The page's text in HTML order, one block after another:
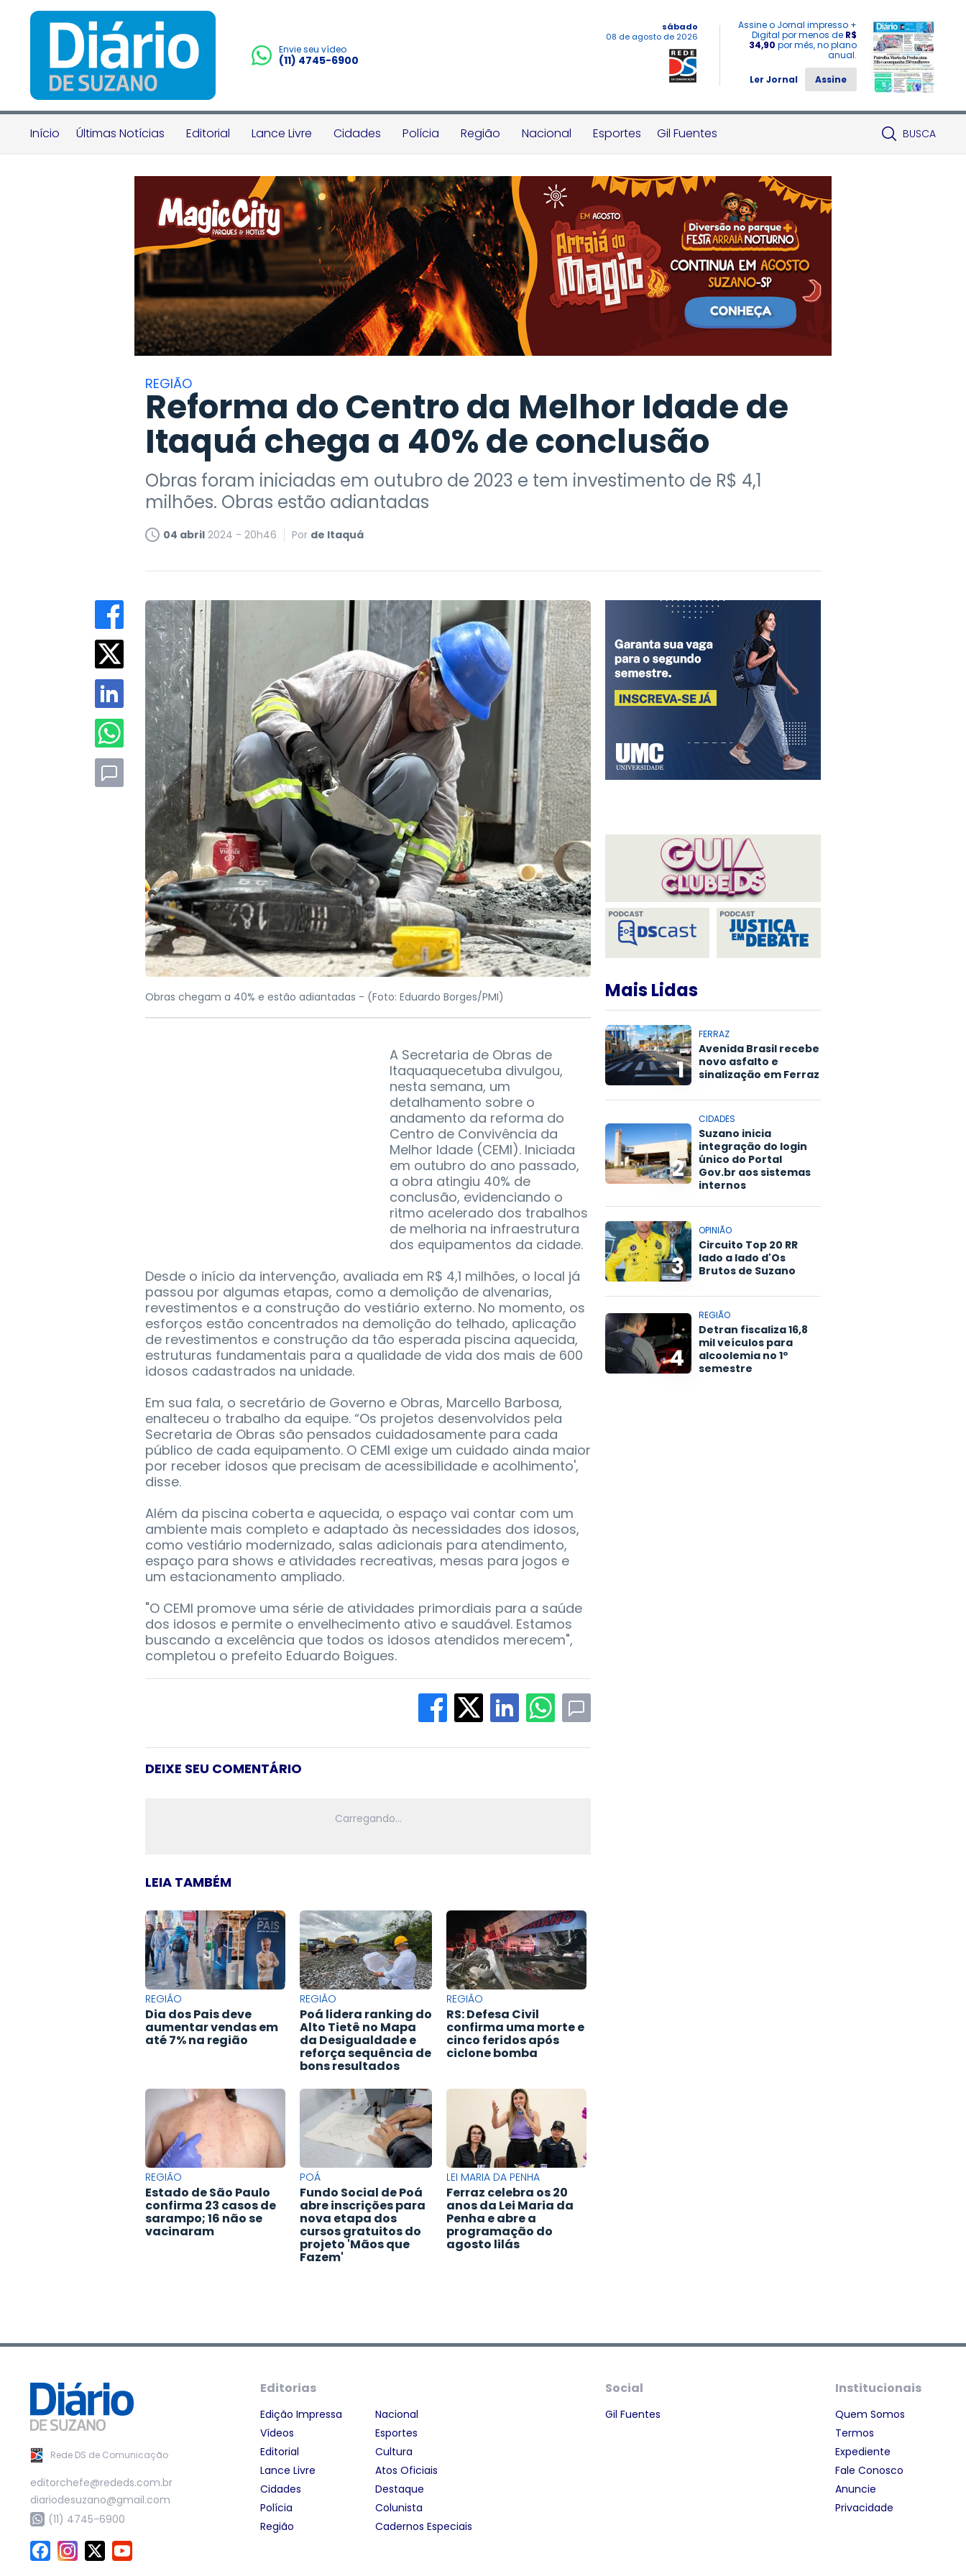
Envie seu vídeo
(11) 4745-6900
sábado
08 de agosto de 2026
Assine o Jornal impresso +
Digital por menos de R$
34,90 por mês, no plano
anual.
Ler Jornal
Assine
Início Últimas Notícias Editorial Lance Livre Cidades Polícia Região Nacional Esportes Gil Fuentes BUSCA
REGIÃO
Reforma do Centro da Melhor Idade de
Itaquá chega a 40% de conclusão
Obras foram iniciadas em outubro de 2023 e tem investimento de R$ 4,1
milhões. Obras estão adiantadas
04 abril 2024 - 20h46 Por de Itaquá
Obras chegam a 40% e estão adiantadas - (Foto: Eduardo Borges/PMI)
A Secretaria de Obras de
Itaquaquecetuba divulgou,
nesta semana, um
detalhamento sobre o
andamento da reforma do
Centro de Convivência da
Melhor Idade (CEMI). Iniciada
em outubro do ano passado,
a obra atingiu 40% de
conclusão, evidenciando o
ritmo acelerado dos trabalhos
de melhoria na infraestrutura
dos equipamentos da cidade.
Desde o início da intervenção, avaliada em R$ 4,1 milhões, o local já
passou por algumas etapas, como a demolição de alvenarias,
revestimentos e a construção do vestiário externo. No momento, os
esforços estão concentrados na demolição do telhado, aplicação
de revestimentos e construção da tão esperada piscina aquecida,
estruturas fundamentais para a qualidade de vida dos mais de 600
idosos cadastrados na unidade.
Em sua fala, o secretário de Governo e Obras, Marcello Barbosa,
enalteceu o trabalho da equipe. “Os projetos desenvolvidos pela
Secretaria de Obras são pensados cuidadosamente para cada
público de cada equipamento. O CEMI exige um cuidado ainda maior
por receber idosos que precisam de acessibilidade e acolhimento',
disse.
Além da piscina coberta e aquecida, o espaço vai contar com um
ambiente mais completo e adaptado às necessidades dos idosos,
como vestiário modernizado, salas adicionais para atendimento,
espaço para shows e atividades recreativas, mesas para jogos e
um estacionamento ampliado.
"O CEMI promove uma série de atividades primordiais para a saúde
dos idosos e permite o envelhecimento ativo e saudável. Estamos
buscando a excelência que todos os idosos atendidos merecem",
completou o prefeito Eduardo Boigues.
DEIXE SEU COMENTÁRIO
LEIA TAMBÉM
REGIÃO
Dia dos Pais deve
aumentar vendas em
até 7% na região
REGIÃO
Poá lidera ranking do
Alto Tietê no Mapa
da Desigualdade e
reforça sequência de
bons resultados
REGIÃO
RS: Defesa Civil
confirma uma morte e
cinco feridos após
ciclone bomba
REGIÃO
Estado de São Paulo
confirma 23 casos de
sarampo; 16 não se
vacinaram
POÁ
Fundo Social de Poá
abre inscrições para
nova etapa dos
cursos gratuitos do
projeto 'Mãos que
Fazem'
LEI MARIA DA PENHA
Ferraz celebra os 20
anos da Lei Maria da
Penha e abre a
programação do
agosto lilás
Mais Lidas
1
FERRAZ
Avenida Brasil recebe
novo asfalto e
sinalização em Ferraz
2
CIDADES
Suzano inicia
integração do login
único do Portal
Gov.br aos sistemas
internos
3
OPINIÃO
Circuito Top 20 RR
lado a lado d'Os
Brutos de Suzano
4
REGIÃO
Detran fiscaliza 16,8
mil veículos para
alcoolemia no 1º
semestre
Rede DS de Comunicação
editorchefe@rededs.com.br
diariodesuzano@gmail.com
(11) 4745-6900
Editorias
Edição Impressa
Vídeos
Editorial
Lance Livre
Cidades
Polícia
Região
Nacional
Esportes
Cultura
Atos Oficiais
Destaque
Colunista
Cadernos Especiais
Social
Gil Fuentes
Institucionais
Quem Somos
Termos
Expediente
Fale Conosco
Anuncie
Privacidade